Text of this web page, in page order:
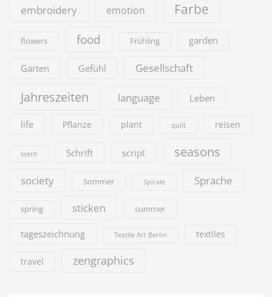
embroidery emotion Farbe
flowers food Frühling garden
Garten Gefühl Gesellschaft
Jahreszeiten language Leben
life Pflanze plant quilt reisen
scent Schrift script seasons
society Sommer Spirale Sprache
spring sticken summer
tageszeichnung Textile Art Berlin textiles
travel zengraphics